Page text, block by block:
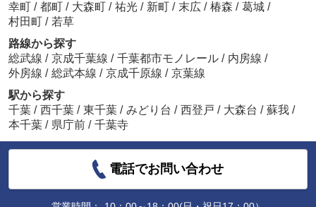
幸町 / 都町 / 大森町 / 祐光 / 新町 / 末広 / 椿森 / 葛城 /
村田町 / 若草
路線から探す
総武線 / 京成千葉線 / 千葉都市モノレール / 内房線 /
外房線 / 総武本線 / 京成千原線 / 京葉線
駅から探す
千葉 / 西千葉 / 東千葉 / みどり台 / 西登戸 / 大森台 / 蘇我 /
本千葉 / 県庁前 / 千葉寺
電話でお問い合わせ